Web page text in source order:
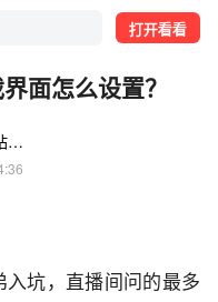
打开看看
面怎么设置？
魔兽萌新站一老墨
坑，直播间问的最多